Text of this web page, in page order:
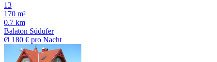
13
170 m²
0.7 km
Balaton Südufer
Ø 180 € pro Nacht